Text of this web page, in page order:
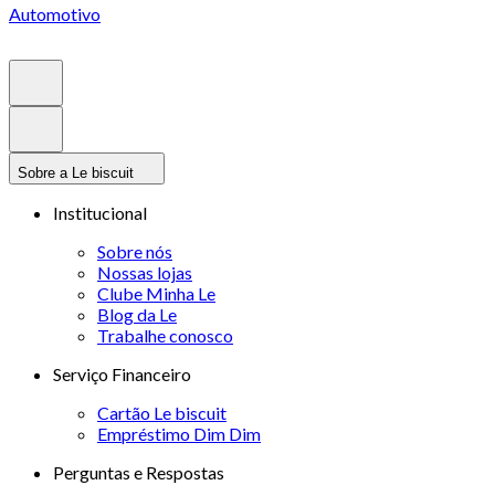
Automotivo
Sobre a Le biscuit
Institucional
Sobre nós
Nossas lojas
Clube Minha Le
Blog da Le
Trabalhe conosco
Serviço Financeiro
Cartão Le biscuit
Empréstimo Dim Dim
Perguntas e Respostas